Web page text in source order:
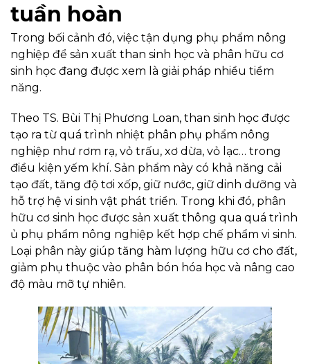
tuần hoàn
Trong bối cảnh đó, việc tận dụng phụ phẩm nông
nghiệp để sản xuất than sinh học và phân hữu cơ
sinh học đang được xem là giải pháp nhiều tiềm
năng.
Theo TS. Bùi Thị Phương Loan, than sinh học được
tạo ra từ quá trình nhiệt phân phụ phẩm nông
nghiệp như rơm rạ, vỏ trấu, xơ dừa, vỏ lạc… trong
điều kiện yếm khí. Sản phẩm này có khả năng cải
tạo đất, tăng độ tơi xốp, giữ nước, giữ dinh dưỡng và
hỗ trợ hệ vi sinh vật phát triển. Trong khi đó, phân
hữu cơ sinh học được sản xuất thông qua quá trình
ủ phụ phẩm nông nghiệp kết hợp chế phẩm vi sinh.
Loại phân này giúp tăng hàm lượng hữu cơ cho đất,
giảm phụ thuộc vào phân bón hóa học và nâng cao
độ màu mỡ tự nhiên.